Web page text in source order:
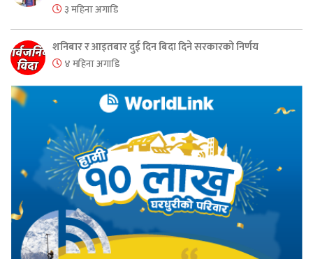
३ महिना अगाडि
शनिबार र आइतबार दुई दिन बिदा दिने सरकारको निर्णय
४ महिना अगाडि